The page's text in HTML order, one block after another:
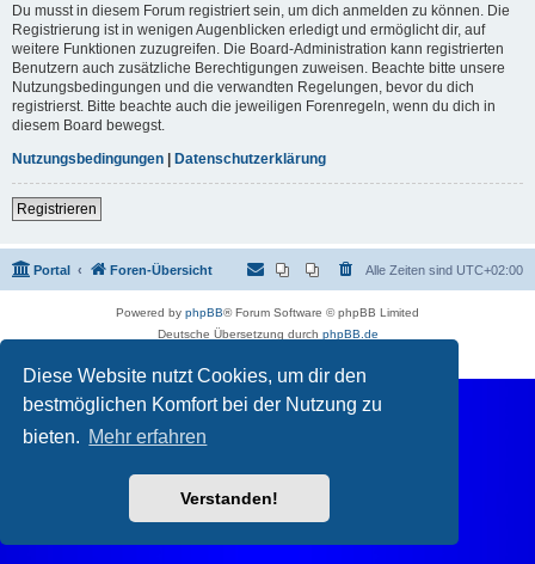
Diese Website nutzt Cookies, um dir den
bestmöglichen Komfort bei der Nutzung zu
bieten. Mehr erfahren
Verstanden!
Du musst in diesem Forum registriert sein, um dich anmelden zu können. Die
Registrierung ist in wenigen Augenblicken erledigt und ermöglicht dir, auf
weitere Funktionen zuzugreifen. Die Board-Administration kann registrierten
Benutzern auch zusätzliche Berechtigungen zuweisen. Beachte bitte unsere
Nutzungsbedingungen und die verwandten Regelungen, bevor du dich
registrierst. Bitte beachte auch die jeweiligen Forenregeln, wenn du dich in
diesem Board bewegst.
Nutzungsbedingungen | Datenschutzerklärung
Registrieren
Portal Foren-Übersicht Alle Zeiten sind UTC+02:00
Powered by phpBB® Forum Software © phpBB Limited
Deutsche Übersetzung durch phpBB.de